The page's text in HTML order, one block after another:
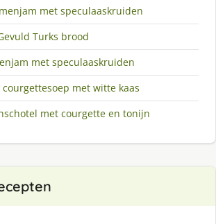
met speculaaskruiden
Turks brood
met speculaaskruiden
courgettesoep met witte kaas
met courgette en tonijn